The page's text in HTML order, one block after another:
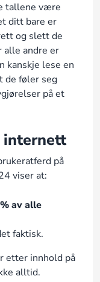
tallene være
ditt bare er
og slett de
alle andre er
kanskje lese en
de føler seg
på et
internett
på
viser at:
av alle
faktisk.
etter innhold på
alltid.